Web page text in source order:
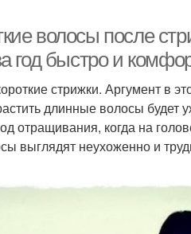
волосы после
год быстро и
стрижки. Аргумент в
длинные волосы будет
отращивания, когда на
выглядят неухоженно и